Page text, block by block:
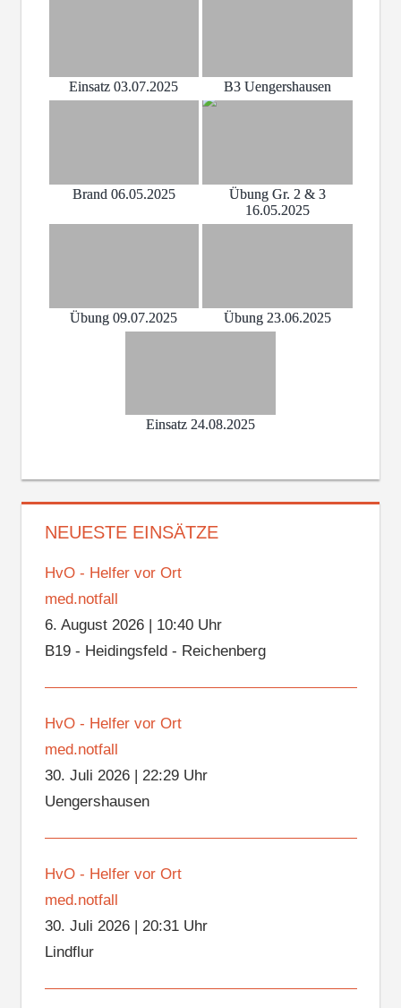
Einsatz 03.07.2025 B3 Uengershausen
Brand 06.05.2025
Übung Gr. 2 & 3
16.05.2025
Übung 09.07.2025 Übung 23.06.2025
Einsatz 24.08.2025
NEUESTE EINSÄTZE
HvO - Helfer vor Ort
med.notfall
6. August 2026| 10:40 Uhr
B19 - Heidingsfeld - Reichenberg
HvO - Helfer vor Ort
med.notfall
30. Juli 2026| 22:29 Uhr
Uengershausen
HvO - Helfer vor Ort
med.notfall
30. Juli 2026| 20:31 Uhr
Lindflur